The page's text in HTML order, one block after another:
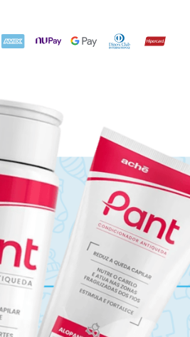
AMEX NuPay Google PayDiners ClubHipercard